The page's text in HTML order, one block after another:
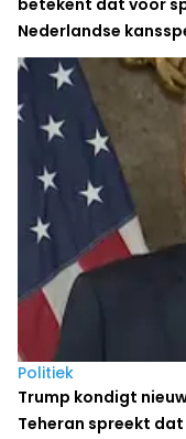
betekent dat voor
Nederlandse
Politiek
Trump kondigt
Teheran spreekt